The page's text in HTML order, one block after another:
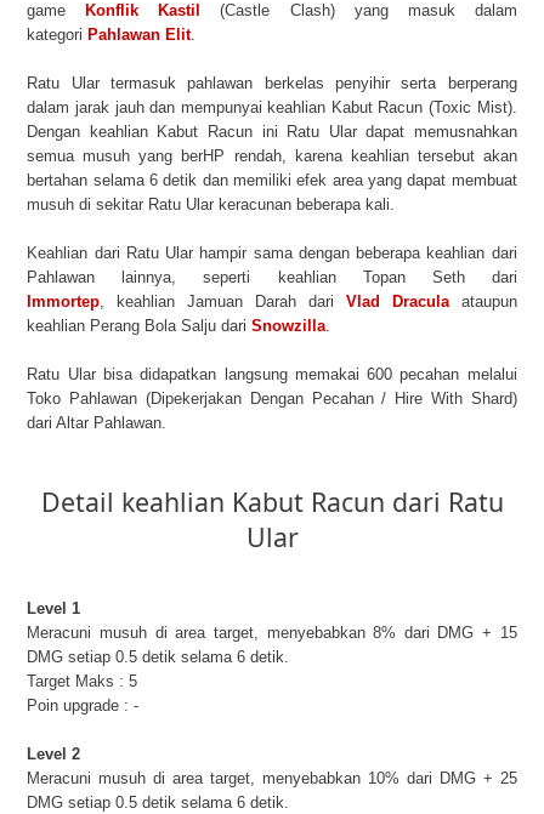
game
Konflik Kastil
(Castle Clash) yang masuk dalam
kategori Pahlawan Elit.
Ratu Ular termasuk pahlawan berkelas penyihir serta berperang
dalam jarak jauh dan mempunyai keahlian Kabut Racun (Toxic Mist).
Dengan keahlian Kabut Racun ini Ratu Ular dapat memusnahkan
semua musuh yang berHP rendah, karena keahlian tersebut akan
bertahan selama 6 detik dan memiliki efek area yang dapat membuat
musuh di sekitar Ratu Ular keracunan beberapa kali.
Keahlian dari Ratu Ular hampir sama dengan beberapa keahlian dari
Pahlawan lainnya, seperti keahlian Topan Seth dari
Immortep, keahlian Jamuan Darah dari Vlad Draculaataupun
keahlian Perang Bola Salju dariSnowzilla.
Ratu Ular bisa didapatkan langsung memakai 600 pecahan melalui
Toko Pahlawan (Dipekerjakan Dengan Pecahan / Hire With Shard)
dari Altar Pahlawan.
Detail keahlian Kabut Racun dari Ratu
Ular
Level 1
Meracuni musuh di area target, menyebabkan 8% dari DMG + 15
DMG setiap 0.5 detik selama 6 detik.
Target Maks : 5
Poin upgrade : -
Level 2
Meracuni musuh di area target, menyebabkan 10% dari DMG + 25
DMG setiap 0.5 detik selama 6 detik.